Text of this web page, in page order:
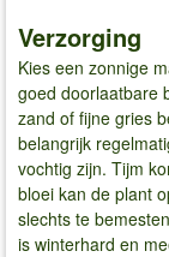
Verzorging
Kies een zonnige
goed doorlaatbare
zand of fijne gries
belangrijk
vochtig zijn. Tijm
bloei kan de plant
slechts te
is winterhard en